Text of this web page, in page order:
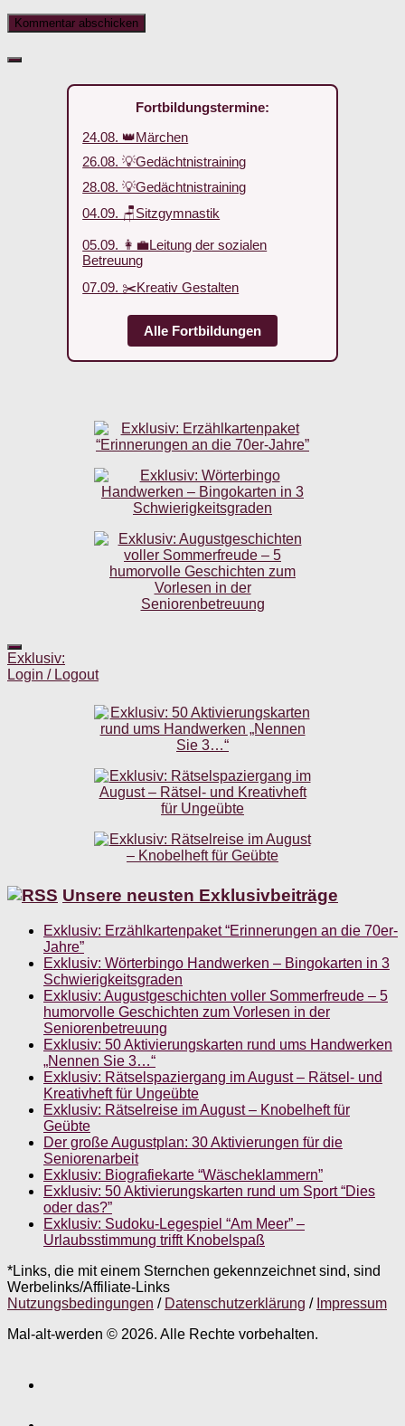
Fortbildungstermine:
24.08. 👑Märchen
26.08. 💡Gedächtnistraining
28.08. 💡Gedächtnistraining
04.09. 🪑Sitzgymnastik
05.09. 👩‍💼Leitung der sozialen
Betreuung
07.09. ✂️Kreativ Gestalten
Alle Fortbildungen
Exklusiv:
Login / Logout
Unsere neusten Exklusivbeiträge
Exklusiv: Erzählkartenpaket “Erinnerungen an die 70er-
Jahre”
Exklusiv: Wörterbingo Handwerken – Bingokarten in 3
Schwierigkeitsgraden
Exklusiv: Augustgeschichten voller Sommerfreude – 5
humorvolle Geschichten zum Vorlesen in der
Seniorenbetreuung
Exklusiv: 50 Aktivierungskarten rund ums Handwerken
„Nennen Sie 3…“
Exklusiv: Rätselspaziergang im August – Rätsel- und
Kreativheft für Ungeübte
Exklusiv: Rätselreise im August – Knobelheft für
Geübte
Der große Augustplan: 30 Aktivierungen für die
Seniorenarbeit
Exklusiv: Biografiekarte “Wäscheklammern”
Exklusiv: 50 Aktivierungskarten rund um Sport “Dies
oder das?”
Exklusiv: Sudoku-Legespiel “Am Meer” –
Urlaubsstimmung trifft Knobelspaß
*Links, die mit einem Sternchen gekennzeichnet sind, sind
Werbelinks/Affiliate-Links
Nutzungsbedingungen / Datenschutzerklärung / Impressum
Mal-alt-werden © 2026. Alle Rechte vorbehalten.